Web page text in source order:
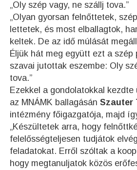
„Oly szép vagy, ne szállj tova.”
„Olyan gyorsan felnőttetek,
lettetek, és most elballagtok,
keltek. De az idő múlását
Éljük hát meg együtt ezt a
szavai jutottak eszembe: Oly
tova.”
Ezekkel a gondolatokkal
az MNÁMK ballagásán Szauter
intézmény főigazgatója, majd
„Készültetek arra, hogy
felelősségteljesen tudjátok
feladatokat. Erről szóltak a
hogy megtanuljatok közös